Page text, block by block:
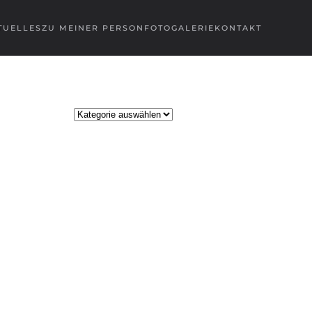
ZU MEINER PERSON FOTOGALERIE KONTAKT
Kategorien